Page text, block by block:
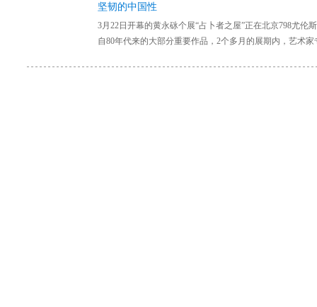
坚韧的中国性
3月22日开幕的黄永砯个展“占卜者之屋”正在北京798尤伦
自80年代来的大部分重要作品，2个多月的展期内，艺术